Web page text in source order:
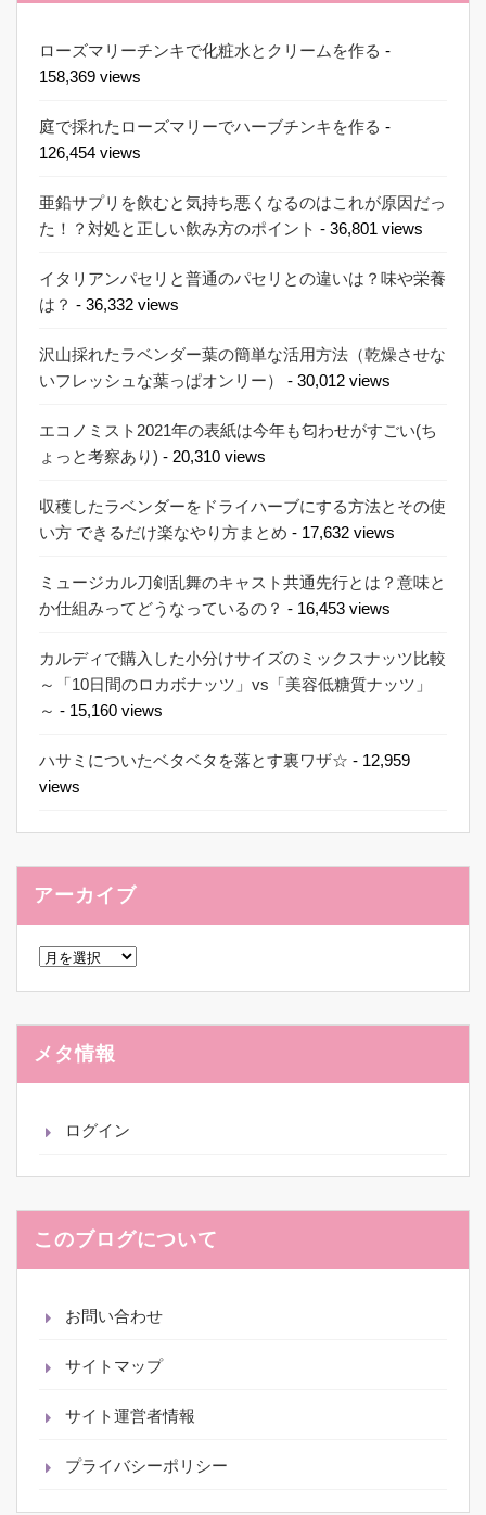
ローズマリーチンキで化粧水とクリームを作る -
158,369 views
庭で採れたローズマリーでハーブチンキを作る -
126,454 views
亜鉛サプリを飲むと気持ち悪くなるのはこれが原因だっ
た！？対処と正しい飲み方のポイント - 36,801 views
イタリアンパセリと普通のパセリとの違いは？味や栄養
は？ - 36,332 views
沢山採れたラベンダー葉の簡単な活用方法（乾燥させな
いフレッシュな葉っぱオンリー）
- 30,012 views
エコノミスト2021年の表紙は今年も匂わせがすごい(ち
ょっと考察あり) - 20,310 views
収穫したラベンダーをドライハーブにする方法とその使
い方 できるだけ楽なやり方まとめ - 17,632 views
ミュージカル刀剣乱舞のキャスト共通先行とは？意味と
か仕組みってどうなっているの？ - 16,453 views
カルディで購入した小分けサイズのミックスナッツ比較
～「10日間のロカボナッツ」vs「美容低糖質ナッツ」
～ - 15,160 views
ハサミについたベタベタを落とす裏ワザ☆ - 12,959
views
アーカイブ
ア
イ
ブ
メタ情報
ログイン
このブログについて
お問い合わせ
サイトマップ
サイト運営者情報
プライバシーポリシー